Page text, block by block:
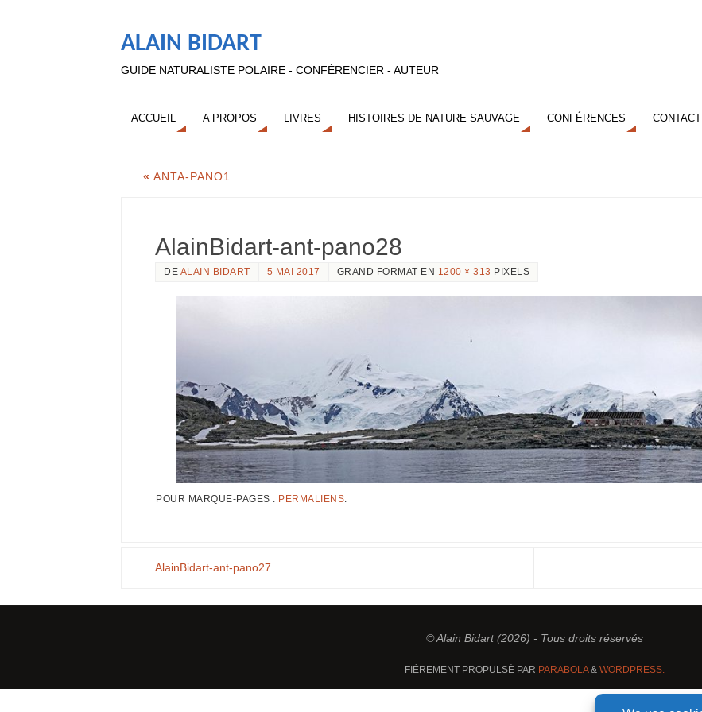
ALAIN BIDART
GUIDE NATURALISTE POLAIRE - CONFÉRENCIER - AUTEUR
ACCUEIL A PROPOS LIVRES HISTOIRES DE NATURE SAUVAGE CONFÉRENCES CONTACT
« ANTA-PANO1
AlainBidart-ant-pano28
DE ALAIN BIDART 5 MAI 2017 GRAND FORMAT EN 1200 × 313 PIXELS
POUR MARQUE-PAGES : PERMALIENS.
AlainBidart-ant-pano27
© Alain Bidart (2026) - Tous droits réservés
FIÈREMENT PROPULSÉ PAR PARABOLA& WORDPRESS.